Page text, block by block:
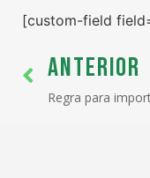
[custom-field
ANTERIOR